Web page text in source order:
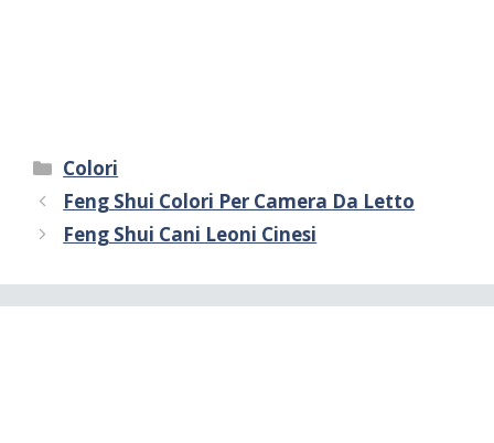
Categorie
Colori
Feng Shui Colori Per Camera Da Letto
Feng Shui Cani Leoni Cinesi